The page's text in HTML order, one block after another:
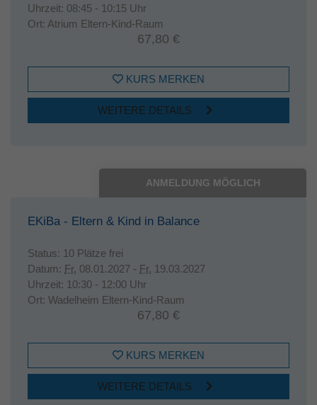
Uhrzeit: 08:45 - 10:15 Uhr
Ort: Atrium Eltern-Kind-Raum
67,80 €
KURS MERKEN
WEITERE DETAILS
ANMELDUNG MÖGLICH
EKiBa - Eltern & Kind in Balance
Status: 10 Plätze frei
Datum: Fr. 08.01.2027 - Fr. 19.03.2027
Uhrzeit: 10:30 - 12:00 Uhr
Ort: Wadelheim Eltern-Kind-Raum
67,80 €
KURS MERKEN
WEITERE DETAILS